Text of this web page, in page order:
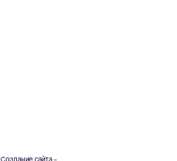
Создание сайта –